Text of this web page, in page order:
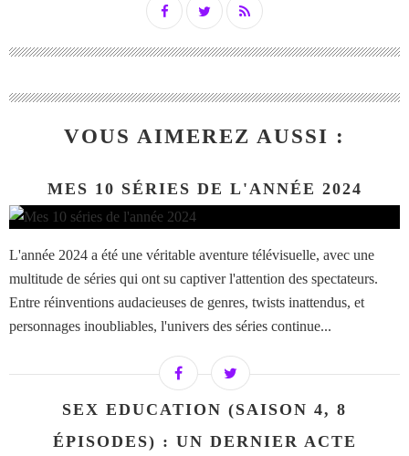
VOUS AIMEREZ AUSSI :
MES 10 SÉRIES DE L'ANNÉE 2024
L'année 2024 a été une véritable aventure télévisuelle, avec une
multitude de séries qui ont su captiver l'attention des spectateurs.
Entre réinventions audacieuses de genres, twists inattendus, et
personnages inoubliables, l'univers des séries continue...
SEX EDUCATION (SAISON 4, 8
ÉPISODES) : UN DERNIER ACTE